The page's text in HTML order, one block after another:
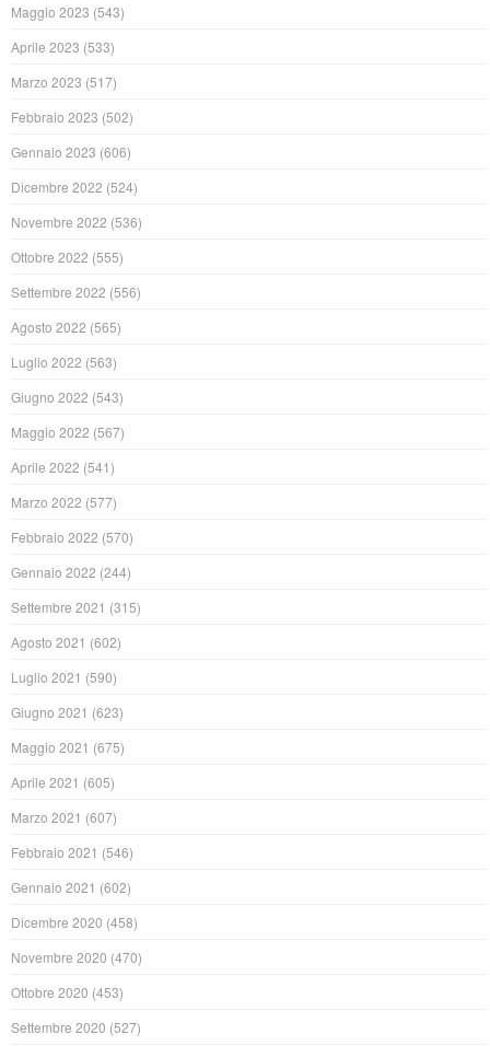
Maggio 2023 (543)
Aprile 2023 (533)
Marzo 2023 (517)
Febbraio 2023 (502)
Gennaio 2023 (606)
Dicembre 2022 (524)
Novembre 2022 (536)
Ottobre 2022 (555)
Settembre 2022 (556)
Agosto 2022 (565)
Luglio 2022 (563)
Giugno 2022 (543)
Maggio 2022 (567)
Aprile 2022 (541)
Marzo 2022 (577)
Febbraio 2022 (570)
Gennaio 2022 (244)
Settembre 2021 (315)
Agosto 2021 (602)
Luglio 2021 (590)
Giugno 2021 (623)
Maggio 2021 (675)
Aprile 2021 (605)
Marzo 2021 (607)
Febbraio 2021 (546)
Gennaio 2021 (602)
Dicembre 2020 (458)
Novembre 2020 (470)
Ottobre 2020 (453)
Settembre 2020 (527)